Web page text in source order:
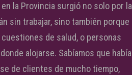
la Provincia surgió no solo por la
sin trabajar, sino también porque
de salud, o personas
alojarse. Sabíamos que había
de clientes de mucho tiempo,